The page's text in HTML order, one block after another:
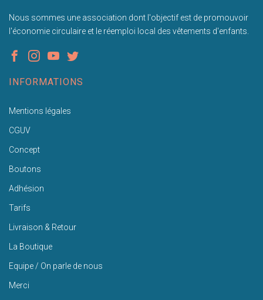
Nous sommes une association dont l'objectif est de promouvoir
l'économie circulaire et le réemploi local des vêtements d'enfants.
INFORMATIONS
Mentions légales
CGUV
Concept
Boutons
Adhésion
Tarifs
Livraison & Retour
La Boutique
Equipe / On parle de nous
Merci